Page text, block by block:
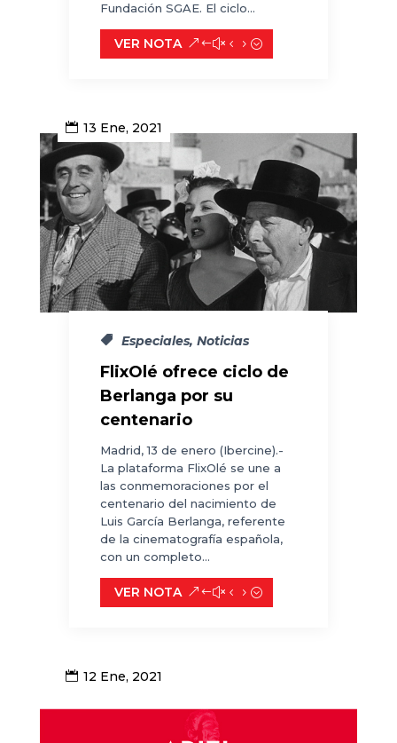
Fundación SGAE. El ciclo...
VER NOTA
13 Ene, 2021
Especiales, Noticias
FlixOlé ofrece ciclo de
Berlanga por su
centenario
Madrid, 13 de enero (Ibercine).-
La plataforma FlixOlé se une a
las conmemoraciones por el
centenario del nacimiento de
Luis García Berlanga, referente
de la cinematografía española,
con un completo...
VER NOTA
12 Ene, 2021